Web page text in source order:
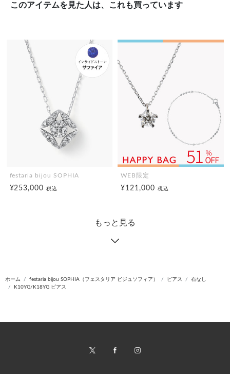
このアイテムを見た人は、これも買っています
festaria bijou SOPHIA
¥253,000税込
WEB限定
¥121,000 税込
もっと見る
ホーム festaria bijou SOPHIA（フェスタリア ビジュソフィア） ピアス
石なし
K10YG/K18YG ピアス